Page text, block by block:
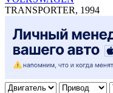
TRANSPORTER, 1994